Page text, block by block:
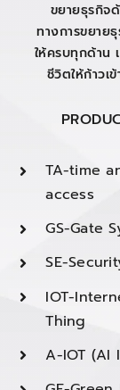
ขยายธุรกิจ
ทางการขยาย
ให้ครบทุกด้าน
ชีวิตให้ก้าว
TA-time
access
GS-Gate
SE-
IOT-
Thing
A-IOT (AI